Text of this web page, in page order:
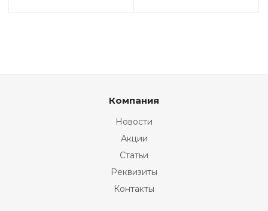
Компания
Новости
Акции
Статьи
Реквизиты
Контакты